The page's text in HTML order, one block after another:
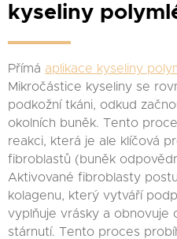
kyseliny
Přímá aplikace kyseliny
Mikročástice kyseliny se
podkožní tkáni, odkud
okolních buněk. Tento
reakci, která je ale klíčová
fibroblastů (buněk
Aktivované fibroblasty
kolagenu, který vytváří
vyplňuje vrásky a obnovuje
stárnutí. Tento proces